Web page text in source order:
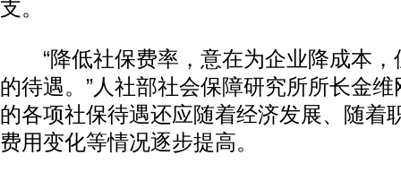
支。
“降低社保费率，意在为企业降成本，
的待遇。”人社部社会保障研究所所长金
的各项社保待遇还应随着经济发展、随着
费用变化等情况逐步提高。